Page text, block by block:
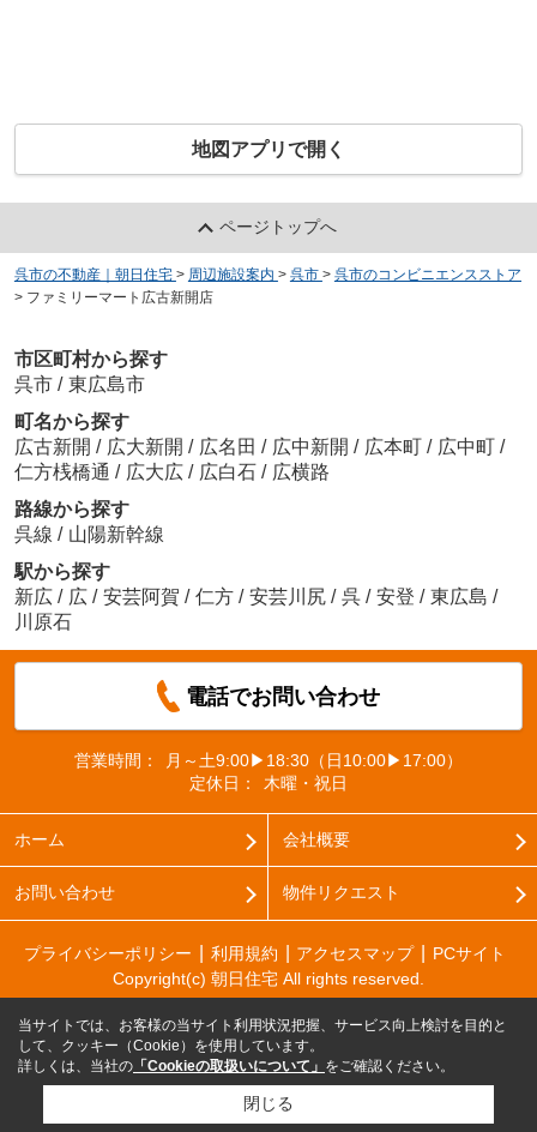
地図アプリで開く
ページトップへ
呉市の不動産｜朝日住宅 > 周辺施設案内 > 呉市 > 呉市のコンビニエンスストア
> ファミリーマート広古新開店
市区町村から探す
呉市 / 東広島市
町名から探す
広古新開 / 広大新開 / 広名田 / 広中新開 / 広本町 / 広中町 /
仁方桟橋通 / 広大広 / 広白石 / 広横路
路線から探す
呉線 / 山陽新幹線
駅から探す
新広 / 広 / 安芸阿賀 / 仁方 / 安芸川尻 / 呉 / 安登 / 東広島 /
川原石
電話でお問い合わせ
営業時間：
月～土9:00▶18:30（日10:00▶17:00）
定休日：
木曜・祝日
ホーム 会社概要
お問い合わせ 物件リクエスト
プライバシーポリシー 利用規約 アクセスマップ
PCサイト
Copyright(c) 朝日住宅 All rights reserved.
当サイトでは、お客様の当サイト利用状況把握、サービス向上検討を目的と
して、クッキー（Cookie）を使用しています。
詳しくは、当社の 「Cookieの取扱いについて」 をご確認ください。
閉じる